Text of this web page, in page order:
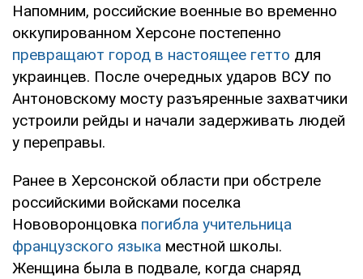
Напомним, российские военные во временно
оккупированном Херсоне постепенно
превращают город в настоящее гетто для
украинцев. После очередных ударов ВСУ по
Антоновскому мосту разъяренные захватчики
устроили рейды и начали задерживать людей
у переправы.
Ранее в Херсонской области при обстреле
российскими войсками поселка
Нововоронцовка погибла учительница
французского языка местной школы.
Женщина была в подвале, когда снаряд